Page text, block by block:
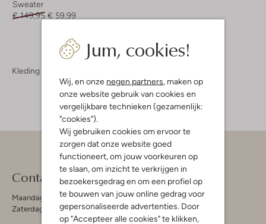
Jum, cookies!
Wij, en onze negen partners , maken op
onze website gebruik van cookies en
vergelijkbare technieken (gezamenlijk:
"cookies").
Wij gebruiken cookies om ervoor te
zorgen dat onze website goed
functioneert, om jouw voorkeuren op
te slaan, om inzicht te verkrijgen in
bezoekersgedrag en om een profiel op
te bouwen van jouw online gedrag voor
gepersonaliseerde advertenties. Door
op "Accepteer alle cookies" te klikken,
Sweater
€ 149,95 € 59,99
Kleding
Contact
Maandag - Vrijdag 09:00 - 19:00 uur
Zaterdag 09:00 - 17:00 uur